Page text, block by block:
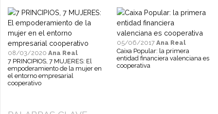
08/03/2020 Ana Real
7 PRINCIPIOS, 7 MUJERES: El
empoderamiento de la mujer en
el entorno empresarial
cooperativo
05/06/2017 Ana Real
Caixa Popular: la primera
entidad financiera valenciana es
cooperativa